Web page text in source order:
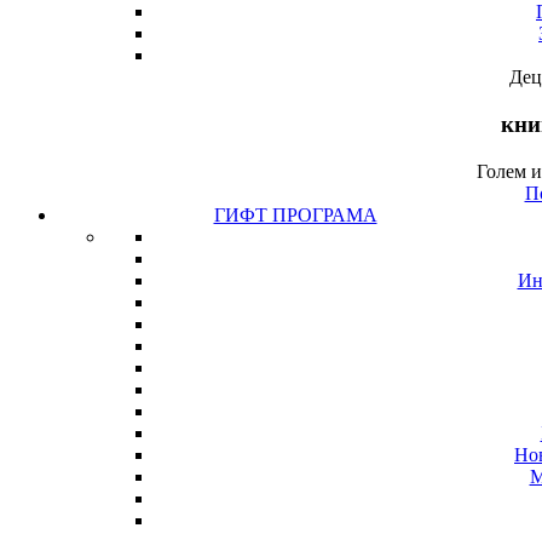
Голем
ГИФТ ПРОГРАМА